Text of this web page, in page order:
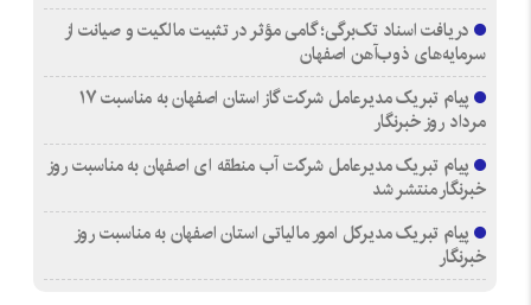
دریافت اسناد تک‌برگی؛ گامی مؤثر در تثبیت مالکیت و صیانت از
سرمایه‌های ذوب‌آهن اصفهان
پیام تبریک مدیرعامل شرکت گاز استان اصفهان به مناسبت ۱۷
مرداد روز خبرنگار
پیام تبریک مدیرعامل شرکت آب منطقه ای اصفهان به مناسبت روز
خبرنگار منتشر شد
پیام تبریک مدیرکل امور مالیاتی استان اصفهان به مناسبت روز
خبرنگار